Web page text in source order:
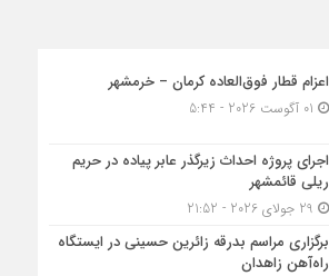
اعزام قطار فوق‌العاده کرمان – خرمشهر
اجرای پروژه احداث زیرگذر عابر پیاده در حریم
ریلی قائمشهر
برگزاری مراسم بدرقه زائرین حسینی در ایستگاه
راه‌آهن زاهدان